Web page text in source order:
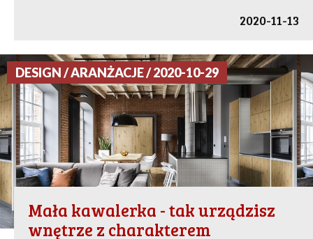
2020-11-13
DESIGN / ARANŻACJE / 2020-10-29
Mała kawalerka - tak urządzisz
wnętrze z charakterem